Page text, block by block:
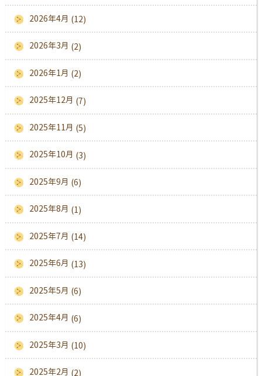
2026年4月 (12)
2026年3月 (2)
2026年1月 (2)
2025年12月 (7)
2025年11月 (5)
2025年10月 (3)
2025年9月 (6)
2025年8月 (1)
2025年7月 (14)
2025年6月 (13)
2025年5月 (6)
2025年4月 (6)
2025年3月 (10)
2025年2月 (2)